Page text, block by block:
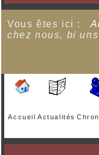
Vous êtes ici :
chez nous, bi uns
Accueil Actualités